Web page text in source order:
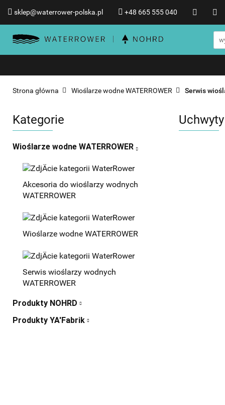
sklep@waterrower-polska.pl +48 665 555 040
Wioślarze wodne
Informacje o WATERROWER
Promocje %
Strona główna Wioślarze wodne WATERROWER Serwis
Kategorie
Wioślarze wodne WATERROWER
Akcesoria do wioślarzy wodnych
WATERROWER
Wioślarze wodne WATERROWER
Serwis wioślarzy wodnych
WATERROWER
Produkty NOHRD
Produkty YA'Fabrik